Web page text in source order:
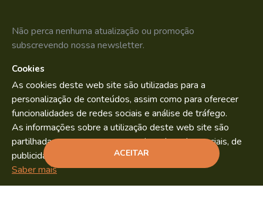
ADICIONAR
Não perca nenhuma atualização ou promoção
subscrevendo nossa newsletter.
Li e aceito osPolítica de Privacidade
Copyright © 2022. ByBild.pt
ACEITAR
Cookies
As cookies deste web site são utilizadas para a
personalização de conteúdos, assim como para oferecer
funcionalidades de redes sociais e análise de tráfego.
As informações sobre a utilização deste web site são
partilhadas com os nossos parceiros de redes sociais, de
publicidade e análise.
Saber mais